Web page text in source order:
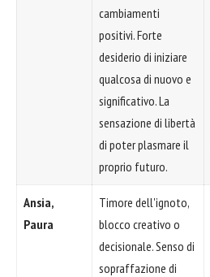
cambiamenti
positivi. Forte
desiderio di iniziare
qualcosa di nuovo e
significativo. La
sensazione di libertà
di poter plasmare il
proprio futuro.
Ansia,
Paura
Timore dell'ignoto,
blocco creativo o
decisionale. Senso di
sopraffazione di